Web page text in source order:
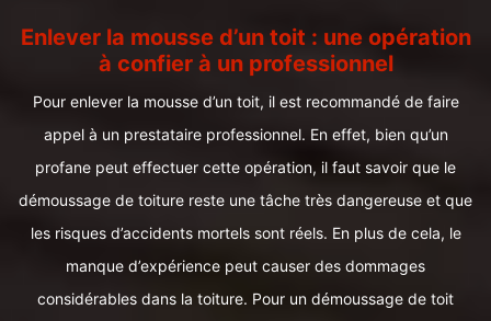
Enlever la mousse d’un toit : une opération
à confier à un professionnel
Pour enlever la mousse d’un toit, il est recommandé de faire
appel à un prestataire professionnel. En effet, bien qu’un
profane peut effectuer cette opération, il faut savoir que le
démoussage de toiture reste une tâche très dangereuse et que
les risques d’accidents mortels sont réels. En plus de cela, le
manque d’expérience peut causer des dommages
considérables dans la toiture. Pour un démoussage de toit